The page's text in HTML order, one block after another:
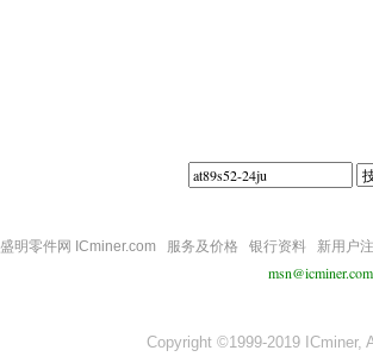
盛明零件网 ICminer.com 服务及价格 银行资料 新用户
msn@icminer.com
Copyright ©1999-2019 ICminer,